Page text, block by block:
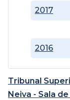
2016
2017
Tribunal
Neiva - Sala